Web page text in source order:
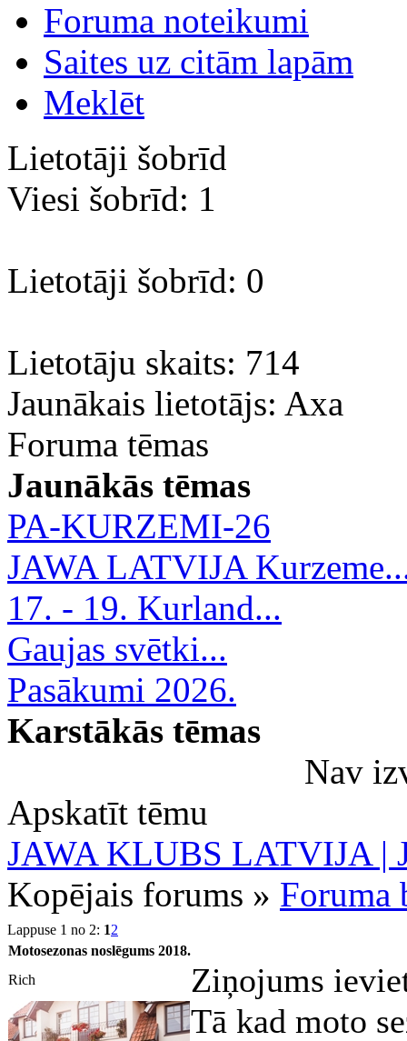
Foruma noteikumi
Saites uz citām lapām
Meklēt
Lietotāji šobrīd
Viesi šobrīd: 1
Lietotāji šobrīd: 0
Lietotāju skaits: 714
Jaunākais lietotājs: Axa
Foruma tēmas
Jaunākās tēmas
PA-KURZEMI-26
JAWA LATVIJA
17. - 19. Kurland...
Gaujas svētki...
Pasākumi 2026.
Karstākās tēmas
Nav
Apskatīt tēmu
JAWA KLUBS LATVIJA |
Kopējais forums » Foruma
Lappuse 1 no 2: 12
Motosezonas noslēgums 2018.
Rich
Ziņojums
Tā kad moto